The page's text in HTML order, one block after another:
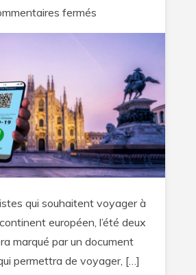
ferméssur
Comment
sanitaire
européen
?
qui souhaitent voyager à
européen, l’été deux
marqué par un document
permettra de voyager, […]